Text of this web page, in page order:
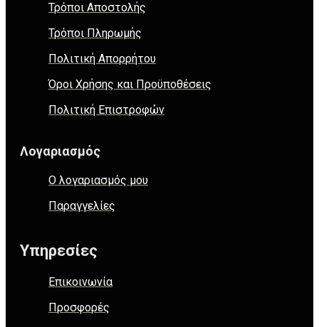
Τρόποι Αποστολής
Τρόποι Πληρωμής
Πολιτική Απορρήτου
Όροι Χρήσης και Προϋποθέσεις
Πολιτική Επιστροφών
Λογαριασμός
Ο λογαριασμός μου
Παραγγελίες
Υπηρεσίες
Επικοινωνία
Προσφορές